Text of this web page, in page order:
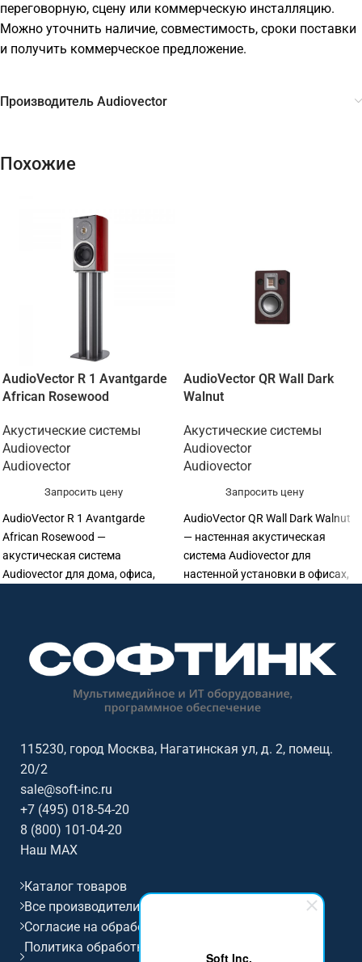
Soft Inc.
переговорную, сцену или коммерческую инсталляцию.
Можно уточнить наличие, совместимость, сроки поставки
и получить коммерческое предложение.
Производитель Audiovector
Похожие
AudioVector R 1 Avantgarde
African Rosewood
Акустические системы
Audiovector
Audiovector
Запросить цену
AudioVector R 1 Avantgarde
African Rosewood —
акустическая система
Audiovector для дома, офиса,
аудиоинсталляции. Софтинк
поможет подобрать
совместимое оборудование и
подготовить КП.
AudioVector QR Wall Dark
Walnut
Акустические системы
Audiovector
Audiovector
Запросить цену
AudioVector QR Wall Dark Walnut
— настенная акустическая
система Audiovector для
настенной установки в офисах,
совместимое оборудование и
подготовить КП.
115230, город Москва, Нагатинская ул, д. 2, помещ.
20/2
sale@soft-inc.ru
+7 (495) 018-54-20
8 (800) 101-04-20
Наш MAX
Каталог товаров
Все производители
Согласие на обработку персональных данных
Политика обработки и защиты персональных